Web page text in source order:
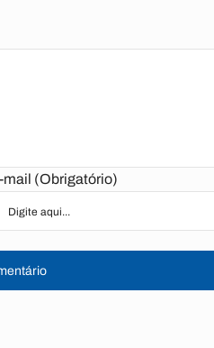
mail (Obrigatório)